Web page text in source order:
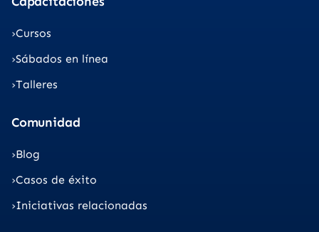
Cursos
Sábados en línea
Talleres
Comunidad
Blog
Casos de éxito
Iniciativas relacionadas